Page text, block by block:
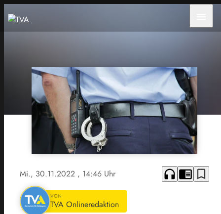
Mi., 30.11.2022 , 14:46 Uhr headphones chrome_reader_mode bookmark_border
VON
TVA Onlineredaktion